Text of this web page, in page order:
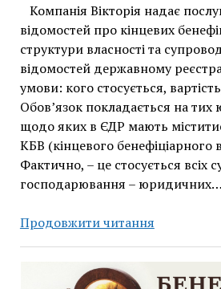
Компанія Вікторія надає
відомостей про кінцевих
структури власності та
відомостей державному
умови: кого стосується,
Обов’язок покладається на тих
щодо яких в ЄДР мають
КБВ (кінцевого бенефіціарного
Фактично, – це стосується всіх
господарювання – юридичних…
Продовжити читанняПодання
про